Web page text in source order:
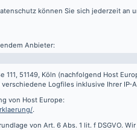
können Sie sich jederzeit an
Anbieter:
51149, Köln (nachfolgend Host
Logfiles inklusive Ihrer IP-
von Host Europe:
.
von Art. 6 Abs. 1 lit. f DSGVO.